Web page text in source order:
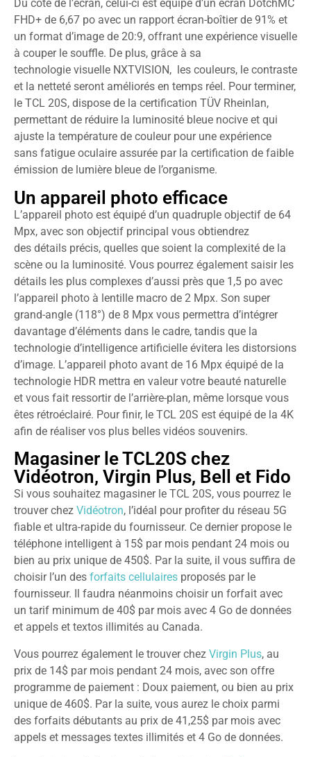
Du côté de l’écran, celui-ci est équipé d’un écran DotchMC
FHD+ de 6,67 po avec un rapport écran-boîtier de 91% et
un format d’image de 20:9, offrant une expérience visuelle
à couper le souffle. De plus, grâce à sa
technologie visuelle NXTVISION, les couleurs, le contraste
et la netteté seront améliorés en temps réel. Pour terminer,
le TCL 20S, dispose de la certification TÜV Rheinlan,
permettant de réduire la luminosité bleue nocive et qui
ajuste la température de couleur pour une expérience
sans fatigue oculaire assurée par la certification de faible
émission de lumière bleue de l’organisme.
Un appareil photo efficace
L’appareil photo est équipé d’un quadruple objectif de 64
Mpx, avec son objectif principal vous obtiendrez
des détails précis, quelles que soient la complexité de la
scène ou la luminosité. Vous pourrez également saisir les
détails les plus complexes d’aussi près que 1,5 po avec
l’appareil photo à lentille macro de 2 Mpx. Son super
grand-angle (118°) de 8 Mpx vous permettra d’intégrer
davantage d’éléments dans le cadre, tandis que la
technologie d’intelligence artificielle évitera les distorsions
d’image. L’appareil photo avant de 16 Mpx équipé de la
technologie HDR mettra en valeur votre beauté naturelle
et vous fait ressortir de l’arrière-plan, même lorsque vous
êtes rétroéclairé. Pour finir, le TCL 20S est équipé de la 4K
afin de réaliser vos plus belles vidéos souvenirs.
Magasiner le TCL20S chez
Vidéotron, Virgin Plus, Bell et Fido
Si vous souhaitez magasiner le TCL 20S, vous pourrez le
trouver chez Vidéotron, l’idéal pour profiter du réseau 5G
fiable et ultra-rapide du fournisseur. Ce dernier propose le
téléphone intelligent à 15$ par mois pendant 24 mois ou
bien au prix unique de 450$. Par la suite, il vous suffira de
choisir l’un des forfaits cellulaires proposés par le
fournisseur. Il faudra néanmoins choisir un forfait avec
un tarif minimum de 40$ par mois avec 4 Go de données
et appels et textos illimités au Canada.
Vous pourrez également le trouver chez Virgin Plus, au
prix de 14$ par mois pendant 24 mois, avec son offre
programme de paiement : Doux paiement, ou bien au prix
unique de 460$. Par la suite, vous aurez le choix parmi
des forfaits débutants au prix de 41,25$ par mois avec
appels et messages textes illimités et 4 Go de données.